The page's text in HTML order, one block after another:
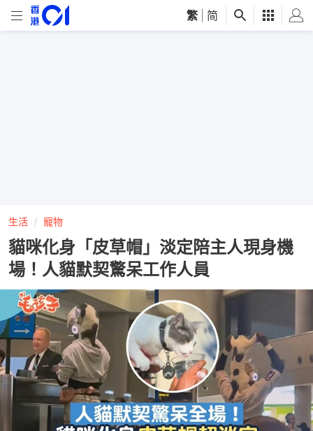
繁 简
生活 寵物
貓咪化身「皮草帽」淡定陪主人現身機
場！人貓默契驚呆工作人員